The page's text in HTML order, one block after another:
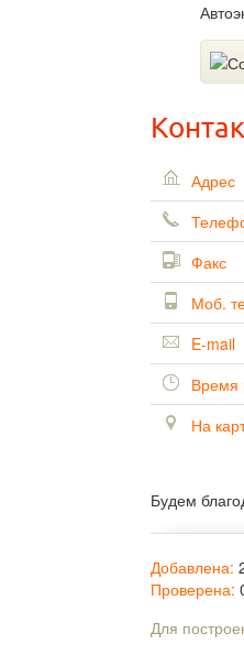
Адрес
Факс
Моб.
E-mail
Время
На
Будем
Добавлена:
Проверена:
Для